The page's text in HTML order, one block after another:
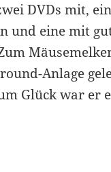
DVDs mit,
und eine mit
Anlage
Glück war er